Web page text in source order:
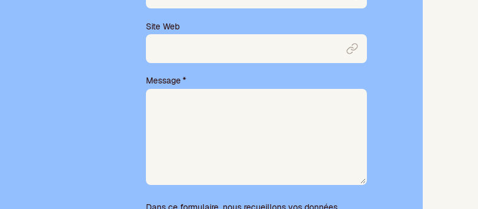
p
v
d
e
.
Site Web
Message*